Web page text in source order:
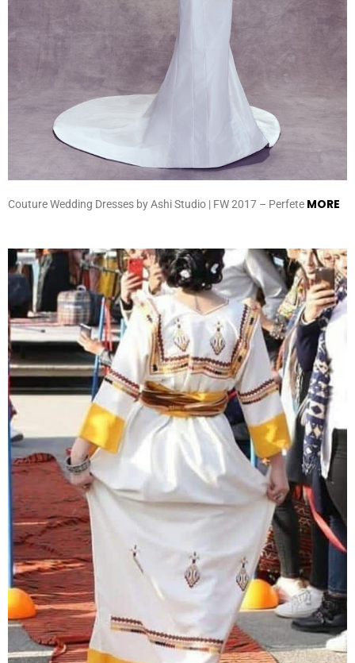
Couture Wedding Dresses by Ashi Studio | FW 2017 – Perfete MORE